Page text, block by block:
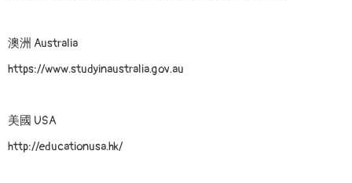
澳洲 Australia
https://www.studyinaustralia.gov.au
美國 USA
http://educationusa.hk/